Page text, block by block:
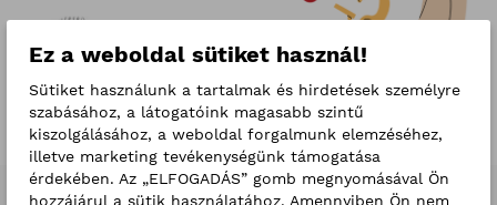
Ez a weboldal sütiket használ!
Sütiket használunk a tartalmak és hirdetések személyre
szabásához, a látogatóink magasabb szintű
kiszolgálásához, a weboldal forgalmunk elemzéséhez,
illetve marketing tevékenységünk támogatása
érdekében. Az „ELFOGADÁS” gomb megnyomásával Ön
hozzájárul a sütik használatához. Amennyiben Ön nem